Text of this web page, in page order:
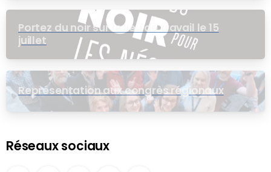
Portez du noir sur le lieu de travail le 15
juillet
Représentation aux congrès régionaux
Réseaux sociaux